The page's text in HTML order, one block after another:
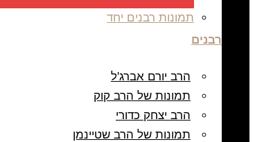
תמונות רבנים יחד
רבנים
הרב יורם אברג'ל
תמונות של הרב קוק
הרב יצחק כדורי
תמונות של הרב שטיינמן